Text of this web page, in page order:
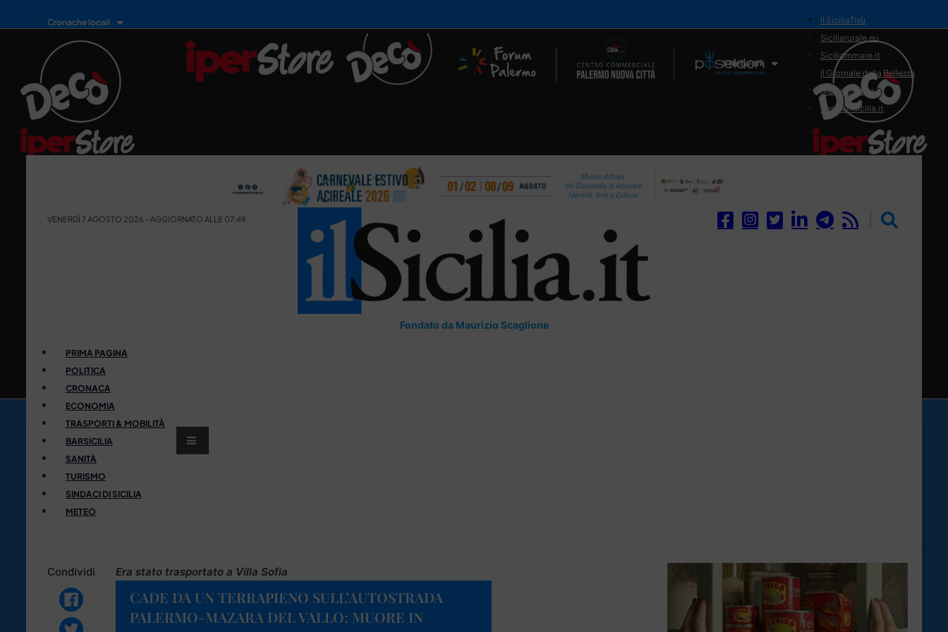
Cronache locali
Il Network
il SiciliaTivù
Siciliarurale.eu
Siciliammare.it
Il Giornale della Bellezza
Siciliamedica.it
Sanitainsicilia.it
VENERDÌ 7 AGOSTO 2026 - AGGIORNATO ALLE 07:49
Fondato da Maurizio Scaglione
PRIMA PAGINA
POLITICA
CRONACA
ECONOMIA
TRASPORTI & MOBILITÀ
BARSICILIA
SANITÀ
TURISMO
SINDACI DI SICILIA
METEO
Condividi Era stato trasportato a Villa Sofia
CADE DA UN TERRAPIENO SULL’AUTOSTRADA
PALERMO-MAZARA DEL VALLO: MUORE IN